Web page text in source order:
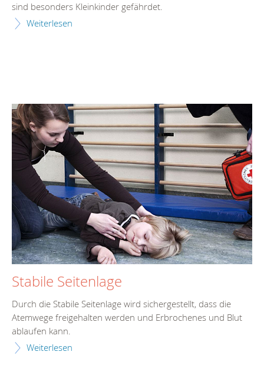
sind besonders Kleinkinder gefährdet.
Weiterlesen
Stabile Seitenlage
Durch die Stabile Seitenlage wird sichergestellt, dass die
Atemwege freigehalten werden und Erbrochenes und Blut
ablaufen kann.
Weiterlesen